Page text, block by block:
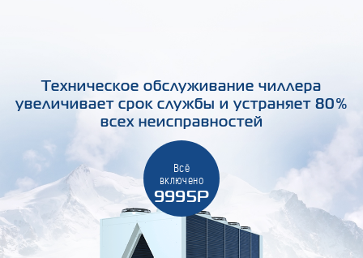
Техническое обслуживание чиллера
увеличивает срок службы и устраняет 80%
всех неисправностей
Всё
включено
9995Р